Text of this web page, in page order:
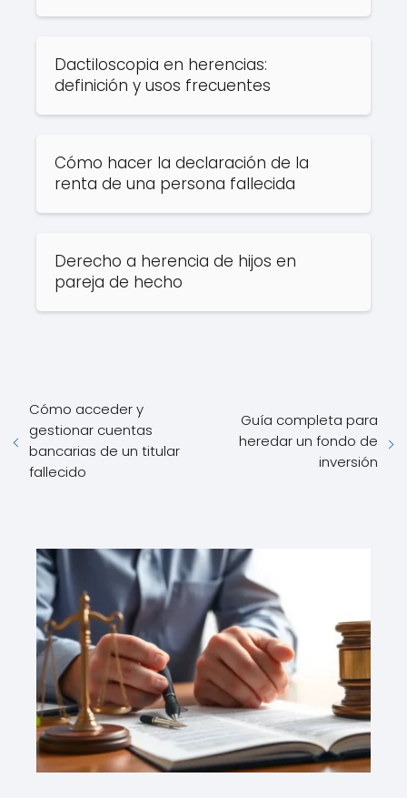
Dactiloscopia en herencias:
definición y usos frecuentes
Cómo hacer la declaración de la
renta de una persona fallecida
Derecho a herencia de hijos en
pareja de hecho
Cómo acceder y
gestionar cuentas
bancarias de un titular
fallecido
Guía completa para
heredar un fondo de
inversión